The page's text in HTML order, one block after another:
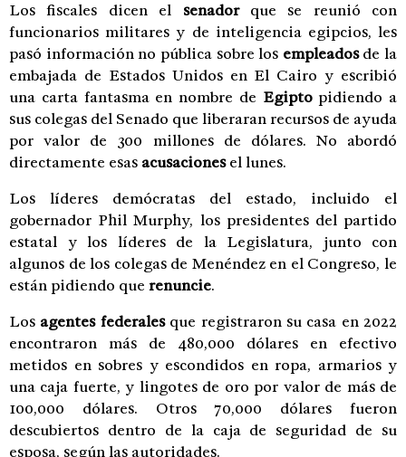
Los fiscales dicen el senadorque se reunió con
funcionarios militares y de inteligencia egipcios, les
pasó información no pública sobre los empleadosde la
embajada de Estados Unidos en El Cairo y escribió
una carta fantasma en nombre de Egiptopidiendo a
sus colegas del Senado que liberaran recursos de ayuda
por valor de 300 millones de dólares. No abordó
directamente esas acusacionesel lunes.
Los líderes demócratas del estado, incluido el
gobernador Phil Murphy, los presidentes del partido
estatal y los líderes de la Legislatura, junto con
algunos de los colegas de Menéndez en el Congreso, le
están pidiendo que renuncie.
Los agentes federalesque registraron su casa en 2022
encontraron más de 480,000 dólares en efectivo
metidos en sobres y escondidos en ropa, armarios y
una caja fuerte, y lingotes de oro por valor de más de
100,000 dólares. Otros 70,000 dólares fueron
descubiertos dentro de la caja de seguridad de su
esposa, según las autoridades.